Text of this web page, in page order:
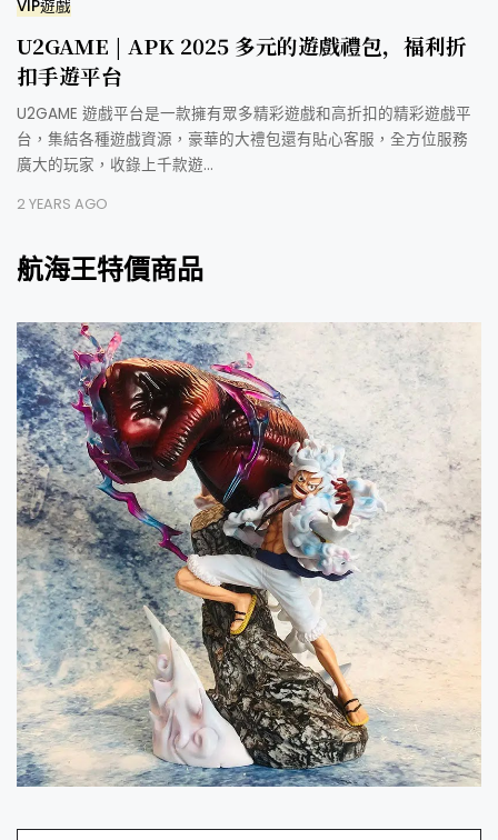
VIP遊戲
U2GAME | APK 2025 多元的遊戲禮包，福利折
扣手遊平台
U2GAME 遊戲平台是一款擁有眾多精彩遊戲和高折扣的精彩遊戲平
台，集結各種遊戲資源，豪華的大禮包還有貼心客服，全方位服務
廣大的玩家，收錄上千款遊…
2 YEARS AGO
航海王特價商品